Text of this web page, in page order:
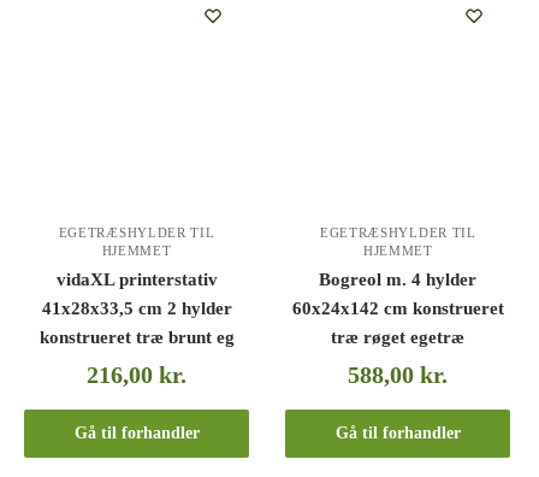
EGETRÆSHYLDER TIL
HJEMMET
vidaXL printerstativ
41x28x33,5 cm 2 hylder
konstrueret træ brunt eg
216,00kr.
Gå til forhandler
EGETRÆSHYLDER TIL
HJEMMET
Bogreol m. 4 hylder
60x24x142 cm konstrueret
træ røget egetræ
588,00kr.
Gå til forhandler